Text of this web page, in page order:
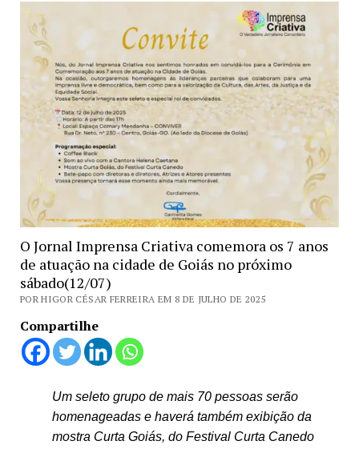
O Jornal Imprensa Criativa comemora os 7 anos
de atuação na cidade de Goiás no próximo
sábado(12/07)
POR HIGOR CÉSAR FERREIRA EM 8 DE JULHO DE 2025
Compartilhe
Um seleto grupo de mais 70 pessoas serão
homenageadas e haverá também exibição da
mostra Curta Goiás, do Festival Curta Canedo